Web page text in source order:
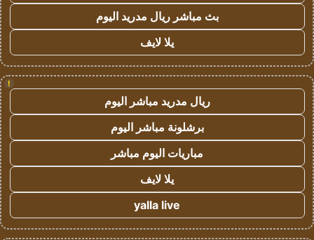
بث مباشر ريال مدريد اليوم
يلا لايف
!
ريال مدريد مباشر اليوم
برشلونة مباشر اليوم
مباريات اليوم مباشر
يلا لايف
yalla live